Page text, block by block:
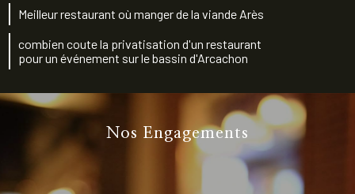
Meilleur restaurant où manger de la viande Arès
combien coute la privatisation d'un restaurant
pour un événement sur le bassin d'Arcachon
Nos Engagements